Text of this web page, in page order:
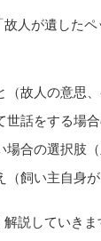
人が遺した
（故人の意思
世話をする場
合の選択肢（
飼い主自身が
説していきま